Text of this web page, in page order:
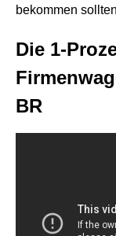
bekommen
Die 1-
BR